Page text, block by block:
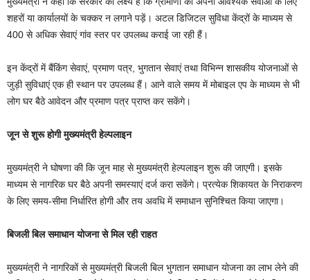
शहरों या कार्यालयों के चक्कर न लगाने पड़ें। अटल डिजिटल सुविधा केंद्रों के माध्यम से
400 से अधिक सेवाएं गांव स्तर पर उपलब्ध कराई जा रही हैं।
इन केंद्रों में बैंकिंग सेवाएं, प्रमाण पत्र, भुगतान सेवाएं तथा विभिन्न शासकीय योजनाओं से
जुड़ी सुविधाएं एक ही स्थान पर उपलब्ध हैं। आने वाले समय में मोबाइल एप के माध्यम से भी
लोग घर बैठे आवेदन और प्रमाण पत्र प्राप्त कर सकेंगे।
जून से शुरू होगी मुख्यमंत्री हेल्पलाइन
मुख्यमंत्री ने घोषणा की कि जून माह से मुख्यमंत्री हेल्पलाइन शुरू की जाएगी। इसके
माध्यम से नागरिक घर बैठे अपनी समस्याएं दर्ज करा सकेंगे। प्रत्येक शिकायत के निराकरण
के लिए समय-सीमा निर्धारित होगी और तय अवधि में समाधान सुनिश्चित किया जाएगा।
बिजली बिल समाधान योजना से मिल रही राहत
मुख्यमंत्री ने नागरिकों से मुख्यमंत्री बिजली बिल भुगतान समाधान योजना का लाभ लेने की